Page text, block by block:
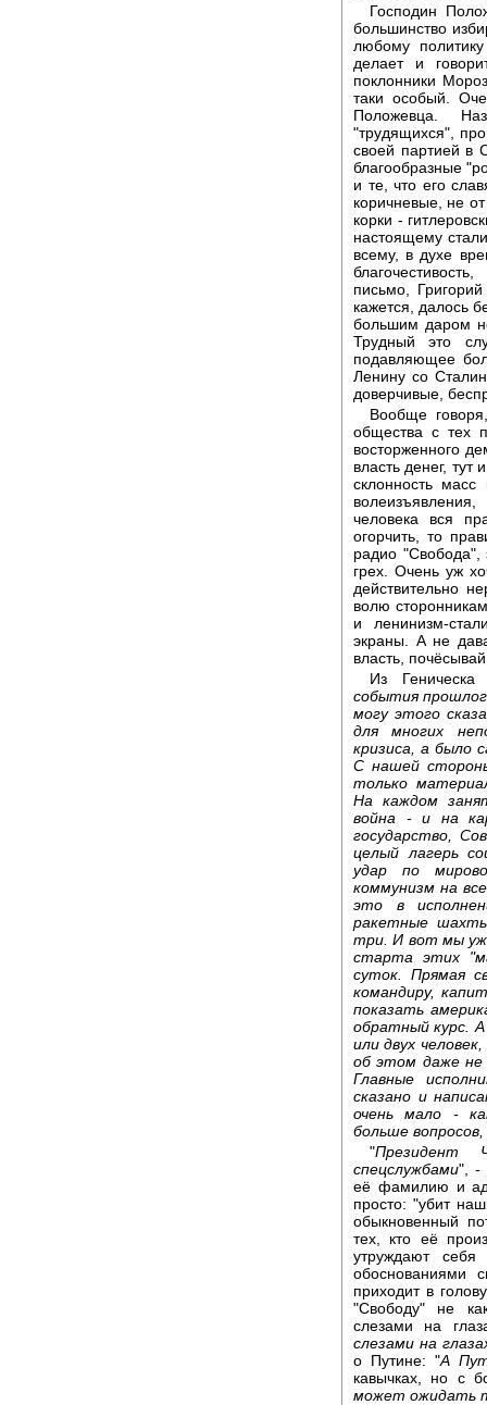
Господин
большинство
любому
делает и
поклонники
таки особый.
Положевца.
"трудящихся",
своей партией в
благообразные
и те, что его
коричневые, не
корки -
настоящему
всему, в духе
письмо,
кажется, далось
большим даром
Трудный это
подавляющее
Ленину со
доверчивые,
Вообще
общества с тех
восторженного
власть денег,
склонность
человека вся
огорчить, то
радио "Свобода",
грех. Очень уж
действительно
волю
и ленинизм-
экраны. А не
власть,
Из
события
могу этого
для многих
кризиса, а было
С нашей
только
На каждом
война - и на
государство,
целый лагерь
удар по
коммунизм на
это в
ракетные
три. И вот мы
старта этих
суток. Прямая
командиру,
показать
обратный курс.
или двух
об этом даже не
Главные
сказано и
очень мало -
больше
"Президент
спецслужбами", -
её фамилию и
просто: "убит
обыкновенный
тех, кто её
утруждают себя
обоснованиями
приходит в
"Свободу" не
слезами на
слезами на
о Путине: "А
кавычках, но с
может ожидать